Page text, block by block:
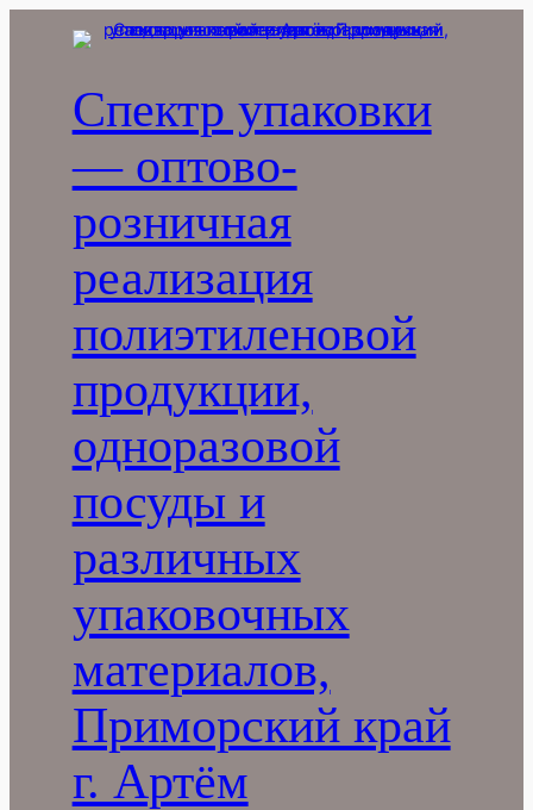
Перейти
Спектр упаковки
— оптово-
розничная
реализация
полиэтиленовой
продукции,
одноразовой
посуды и
различных
упаковочных
материалов,
Приморский край
г. Артём